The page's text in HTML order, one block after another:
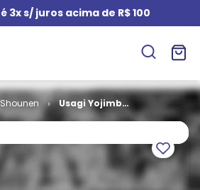
3x s/ juros acima de R$ 100
Shounen
Usagi Yojimbo
- O Limiar da
Morte